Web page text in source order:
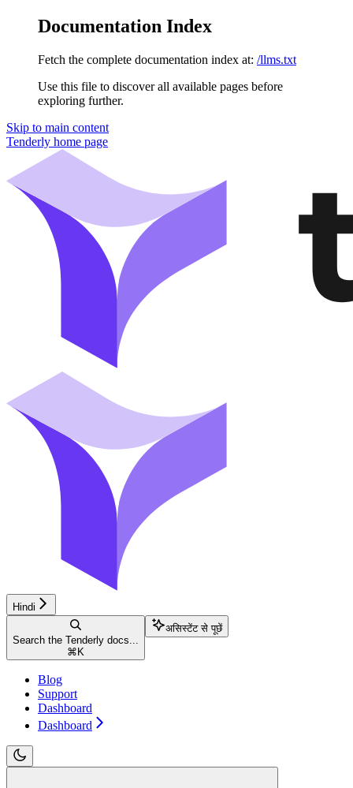
Documentation Index
Fetch the complete documentation index at: /llms.txt
Use this file to discover all available pages before
exploring further.
Skip to main content
Tenderly home page
Hindi
Search the Tenderly docs...
⌘ K
असिस्टेंट से पूछें
Blog
Support
Dashboard
Dashboard